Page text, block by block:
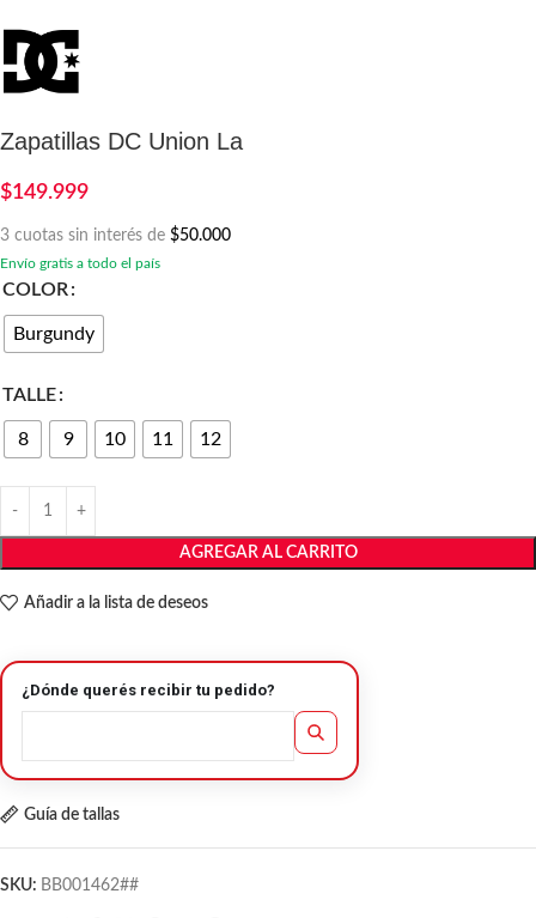
Zapatillas DC Union La
$149.999
3 cuotas sin interés de $50.000
Envío gratis a todo el país
COLOR
Burgundy
TALLE
8 9 10 11 12
AGREGAR AL CARRITO
Añadir a la lista de deseos
¿Dónde querés recibir tu pedido?
Guía de tallas
SKU: BB001462##